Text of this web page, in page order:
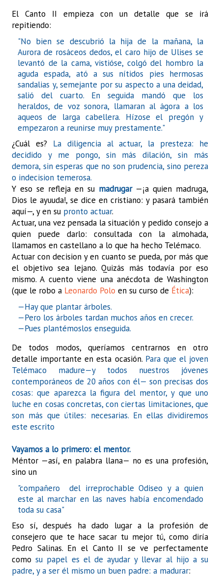
El Canto II empieza con un detalle que se irá
repitiendo:
"No bien se descubrió la hija de la mañana, la
Aurora de rosáceos dedos, el caro hijo de Ulises se
levantó de la cama, vistióse, colgó del hombro la
aguda espada, ató a sus nítidos pies hermosas
sandalias y, semejante por su aspecto a una deidad,
salió del cuarto. En seguida mandó que los
heraldos, de voz sonora, llamaran al ágora a los
aqueos de larga cabellera. Hízose el pregón y
empezaron a reunirse muy prestamente."
¿Cuál es? La diligencia al actuar, la presteza: he
decidido y me pongo, sin más dilación, sin más
demora, sin esperas que no son prudencia, sino pereza
o indecision temerosa.
Y eso se refleja en su madrugar—¡a quien madruga,
Dios le ayuuda!, se dice en cristiano: y pasará también
aquí—, y en su pronto actuar.
Actuar, una vez pensada la situación y pedido consejo a
quien puede darlo: consultada con la almohada,
llamamos en castellano a lo que ha hecho Telémaco.
Actuar con decision y en cuanto se pueda, por más que
el objetivo sea lejano. Quizás más todavía por eso
mismo. A cuento viene unaanécdota de Washington
(que le robo a Leonardo Polo en su curso de Ética):
—Hay que plantar árboles.
—Pero los árboles tardan muchos años en crecer.
—Pues plantémoslos enseguida.
De todos modos, queríamos centrarnos en otro
detalle importante en esta ocasión. Para que el joven
Telémaco madure—y todos nuestros jóvenes
contemporáneos de 20 años con él— son precisas dos
cosas: que aparezca la figura del mentor, y que uno
luche en cosas concretas, con ciertas limitaciones, que
son más que útiles: necesarias. En ellas dividiremos
este escrito
Vayamos a lo primero: el mentor.
Méntor —así, en palabra llana— no es una profesión,
sino un
"compañero del irreprochable Odiseo y a quien
este al marchar en las naves había encomendado
toda su casa"
Eso sí, después ha dado lugar a la profesión de
consejero que te hace sacar tu mejor tú, como diría
Pedro Salinas. En el Canto II se ve perfectamente
comosu papel es el de ayudar y llevar al hijo a su
padre, y a ser él mismo un buen padre: a madurar: